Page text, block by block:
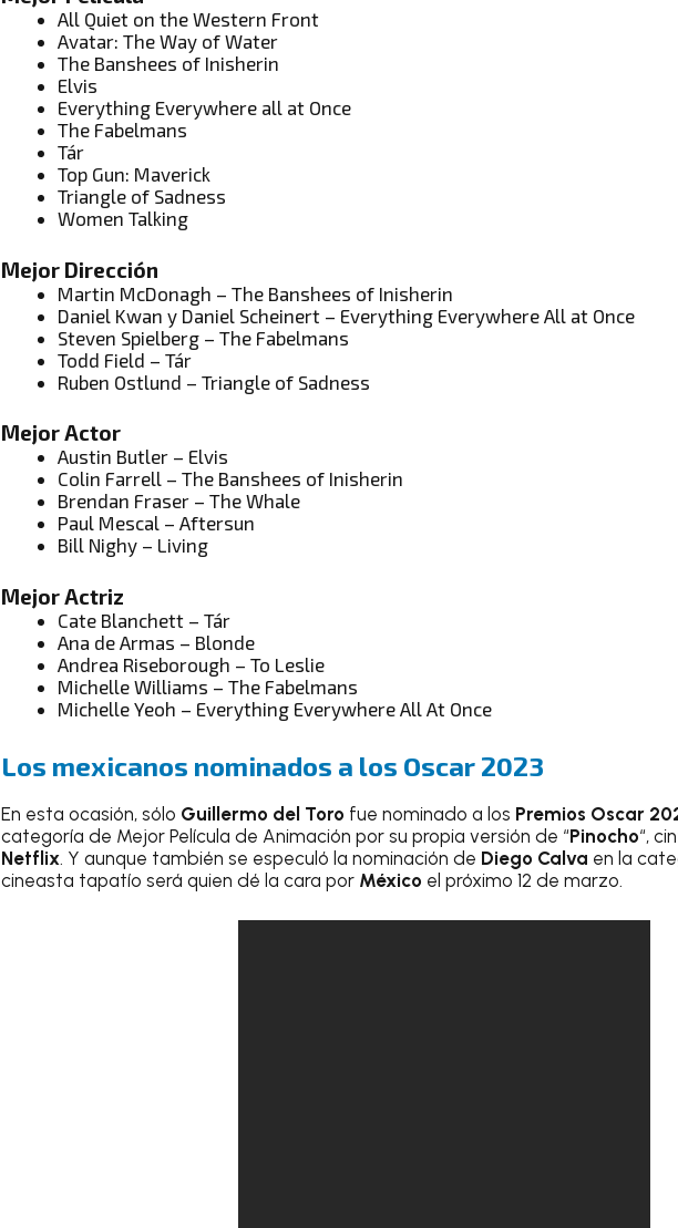
All Quiet on the Western Front
Avatar: The Way of Water
The Banshees of Inisherin
Elvis
Everything Everywhere all at Once
The Fabelmans
Tár
Top Gun: Maverick
Triangle of Sadness
Women Talking
Mejor Dirección
Martin McDonagh – The Banshees of Inisherin
Daniel Kwan y Daniel Scheinert – Everything Everywhere All at Once
Steven Spielberg – The Fabelmans
Todd Field – Tár
Ruben Ostlund – Triangle of Sadness
Mejor Actor
Austin Butler – Elvis
Colin Farrell – The Banshees of Inisherin
Brendan Fraser – The Whale
Paul Mescal – Aftersun
Bill Nighy – Living
Mejor Actriz
Cate Blanchett – Tár
Ana de Armas – Blonde
Andrea Riseborough – To Leslie
Michelle Williams – The Fabelmans
Michelle Yeoh – Everything Everywhere All At Once
Los mexicanos nominados a los Oscar 2023
En esta ocasión, sólo Guillermo del Toro fue nominado a los Premios Oscar
categoría de Mejor Película de Animación por su propia versión de “Pinocho“,
Netflix. Y aunque también se especuló la nominación de Diego Calva en la
cineasta tapatío será quien dé la cara por México el próximo 12 de marzo.